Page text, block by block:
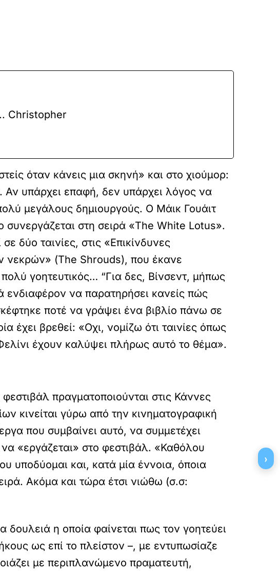
Christopher
όταν κάνεις μια σκηνή» και στο χιούμορ:
υπάρχει επαφή, δεν υπάρχει λόγος να
μεγάλους δημιουργούς. Ο Μάικ Γουάιτ
συνεργάζεται στη σειρά «The White Lotus».
δύο ταινίες, στις «Επικίνδυνες
νεκρών» (The Shrouds), που έκανε
γοητευτικός… “Για δες, Βίνσεντ, μήπως
ενδιαφέρον να παρατηρήσει κανείς πώς
ποτέ να γράψει ένα βιβλίο πάνω σε
έχει βρεθεί: «Οχι, νομίζω ότι ταινίες όπως
έχουν καλύψει πλήρως αυτό το θέμα».
πραγματοποιούνται στις Κάννες
κινείται γύρω από την κινηματογραφική
που συμβαίνει αυτό, να συμμετέχει
«εργάζεται» στο φεστιβάλ. «Καθόλου
υποδύομαι και, κατά μία έννοια, όποια
Ακόμα και τώρα έτσι νιώθω (σ.σ:
η οποία φαίνεται πως τον γοητεύει
ως επί το πλείστον –, με εντυπωσίαζε
με περιπλανώμενο πραματευτή,
›